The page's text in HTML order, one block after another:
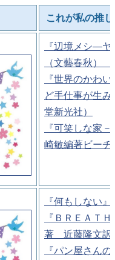
これが私の推
『辺境メシ―
（文藝春秋）
『世界のかわ
ど手仕事が生
堂新光社）
『可笑しな家
崎敏編著ビー
『何もしない
『ＢＲＥＡＴ
著 近藤隆文訳
『パン屋さん